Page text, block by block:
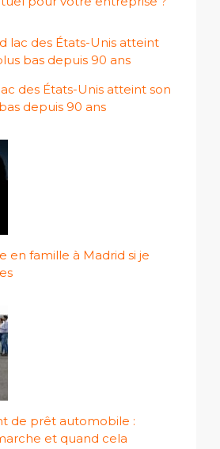
des États-Unis atteint son
depuis 90 ans
en famille à Madrid si je
de prêt automobile :
et quand cela